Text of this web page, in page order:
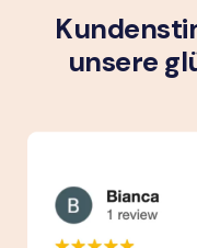
unsere